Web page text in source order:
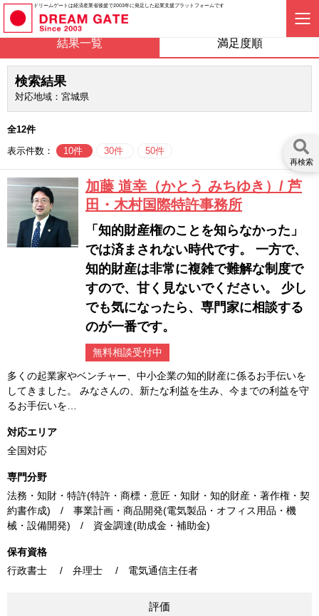
ドリームゲートは経済産業省後援で2003年に発足した起業支援プラットフォームです
結果一覧 満足度順
検索結果
対応地域：宮城県
全12件
表示件数：
10件 30件 50件
再検索
加藤 道幸（かとう みちゆき）/ 芦
田・木村国際特許事務所
「知的財産権のことを知らなかった」
では済まされない時代です。 一方で、
知的財産は非常に複雑で難解な制度で
すので、甘く見ないでください。 少し
でも気になったら、専門家に相談する
のが一番です。
無料相談受付中
多くの起業家やベンチャー、中小企業の知的財産に係るお手伝いを
してきました。 みなさんの、新たな利益を生み、今までの利益を守
るお手伝いを…
対応エリア
全国対応
専門分野
法務・知財・特許(特許・商標・意匠・知財・知的財産・著作権・契
約書作成) / 事業計画・商品開発(電気製品・オフィス用品・機
械・設備開発) / 資金調達(助成金・補助金)
保有資格
行政書士 / 弁理士 / 電気通信主任者
評価